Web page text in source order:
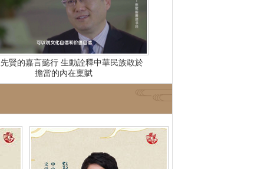
賢的嘉言懿行 生動詮釋中華民族敢於
擔當的內在稟賦